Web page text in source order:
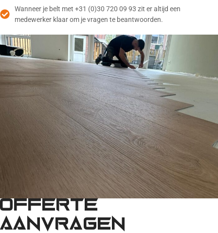
Wanneer je belt met +31 (0)30 720 09 93 zit er altijd een
medewerker klaar om je vragen te beantwoorden.
Offerte
aanvragen